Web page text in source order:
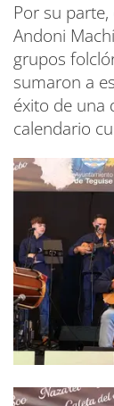
Por su
Andoni
grupos
sumaron a
éxito de una
calendario